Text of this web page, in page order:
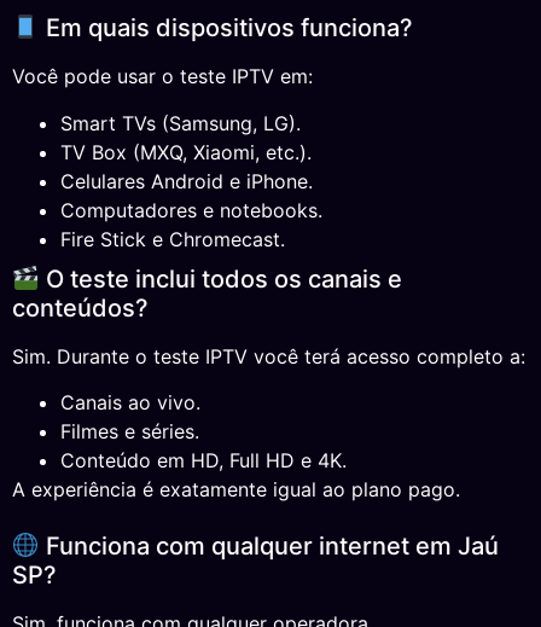
Em quais dispositivos funciona?
Você pode usar o teste IPTV em:
Smart TVs (Samsung, LG).
TV Box (MXQ, Xiaomi, etc.).
Celulares Android e iPhone.
Computadores e notebooks.
Fire Stick e Chromecast.
O teste inclui todos os canais e
conteúdos?
Sim. Durante o teste IPTV você terá acesso completo a:
Canais ao vivo.
Filmes e séries.
Conteúdo em HD, Full HD e 4K.
A experiência é exatamente igual ao plano pago.
Funciona com qualquer internet em Jaú
SP?